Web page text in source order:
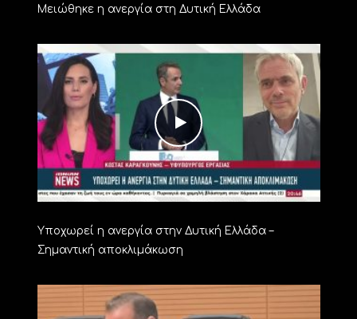
Μειώθηκε η ανεργία στη Δυτική Ελλάδα
Υποχωρεί η ανεργία στην Δυτική Ελλάδα –
Σημαντική αποκλιμάκωση